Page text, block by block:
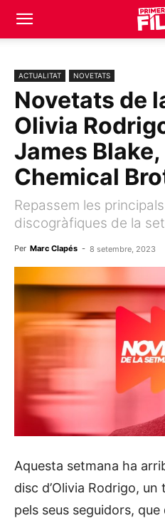
ACTUALITAT NOVETATS
Novetats de
Olivia
James Blake,
Chemical
Repassem les
discogràfiques de la
Per Marc Clapés - 8 setembre, 2023
Aquesta setmana ha
disc d’Olivia Rodrigo,
pels seus seguidors,